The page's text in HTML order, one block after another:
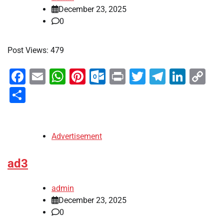
December 23, 2025
0
Post Views: 479
Facebook
EmailWhatsApp
Pinterest
Outlook.com
PrintTwitter
Advertisement
ad3
admin
December 23, 2025
0